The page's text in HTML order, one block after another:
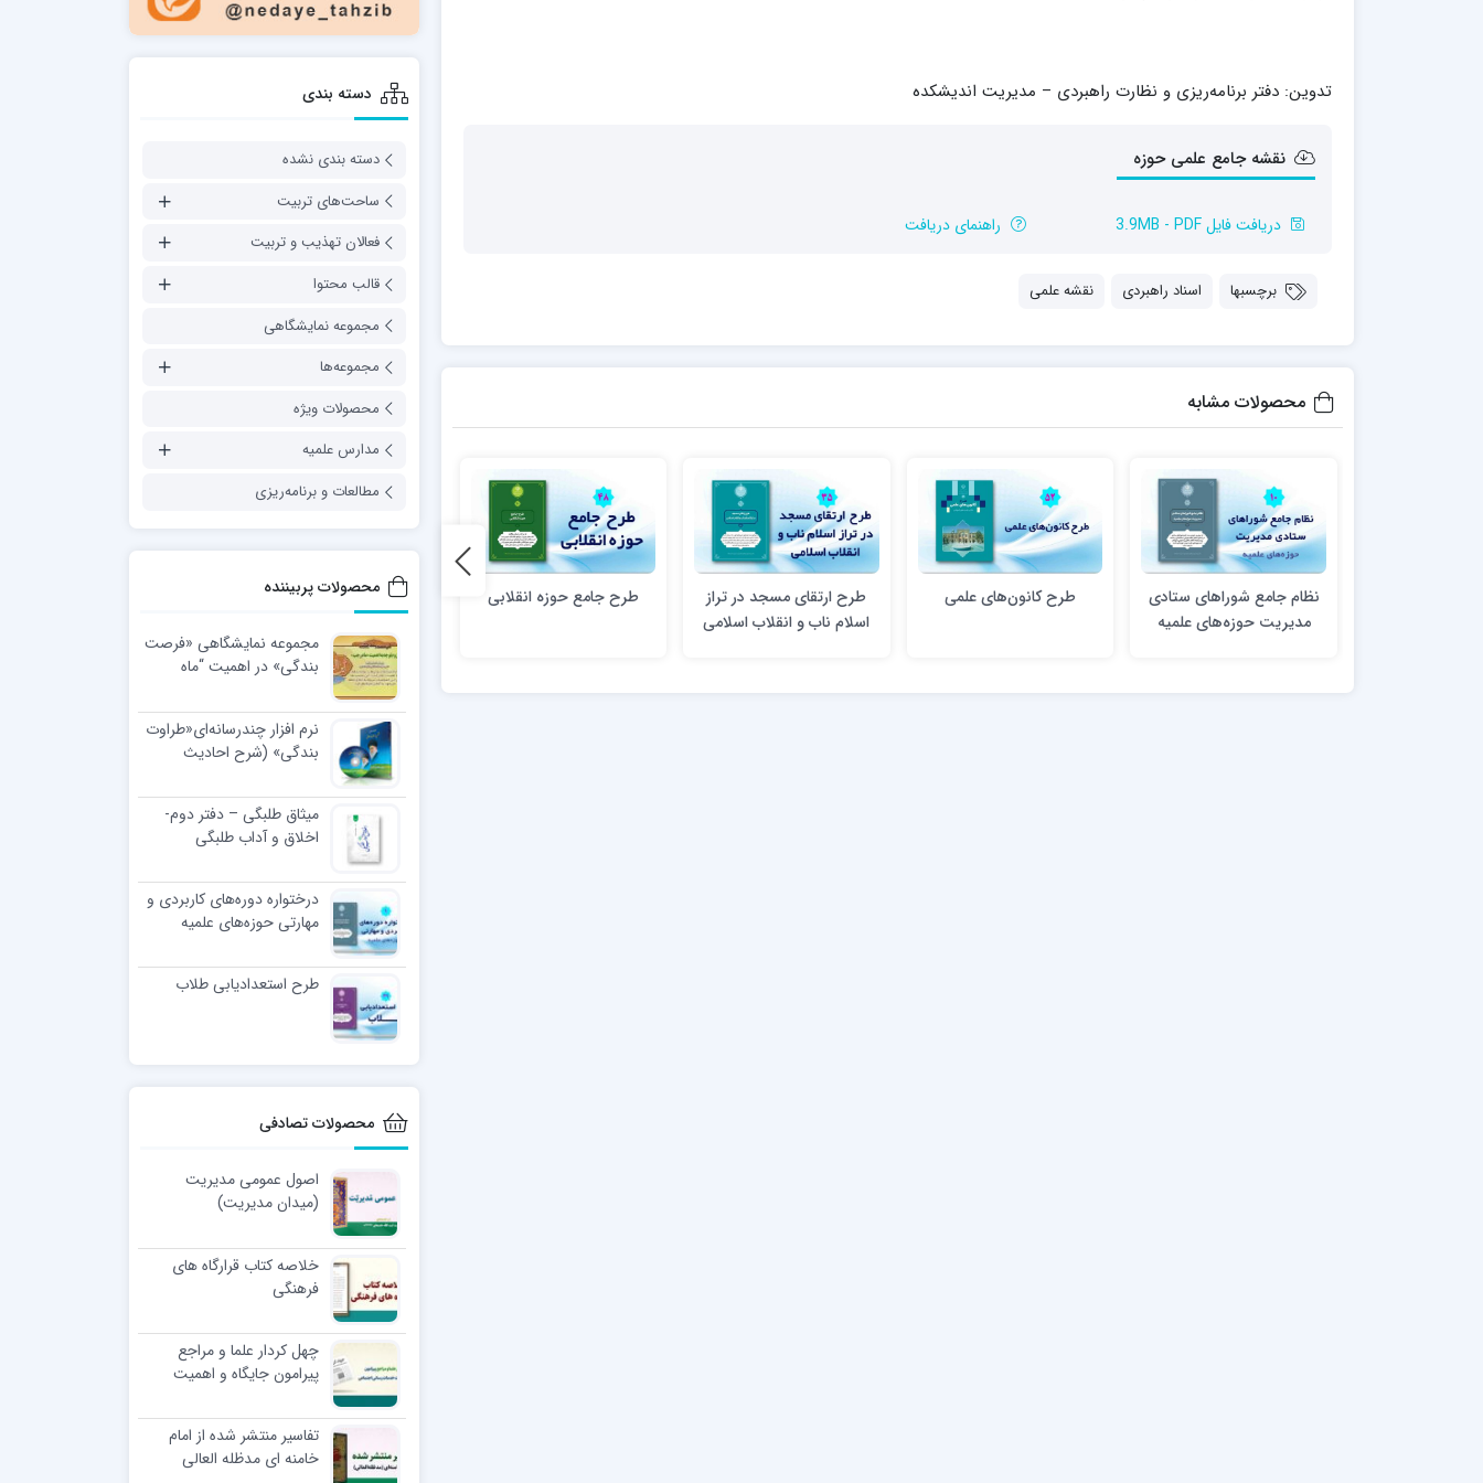
مدرسه علمیه معصومیه
مرکز هدایت علمی و تربیتی دارالعلم امام
حسن علیه السلام
تدوین: دفتر برنامه‌ریزی و نظارت راهبردی – مدیریت اندیشکده
نقشه جامع علمی حوزه
دریافت فایل 3.9MB - PDF راهنمای دریافت
برچسبها اسناد راهبردی نقشه علمی
محصولات مشابه
نظام جامع شوراهای ستادی
مدیریت حوزه‌های علمیه
طرح کانون‌های علمی
طرح ارتقای مسجد در تراز
اسلام ناب و انقلاب اسلامی
طرح جامع حوزه انقلابی
ساماندهی پژوهشگران
دسته بندی
دسته بندی نشده
ساحت‌های تربیت
فعالان تهذیب و تربیت
قالب محتوا
مجموعه نمایشگاهی
مجموعه‌ها
محصولات ویژه
مدارس علمیه
مطالعات و برنامه‌ریزی
محصولات پربیننده
مجموعه نمایشگاهی «فرصت
بندگی» در اهمیت “ماه
نرم افزار چندرسانه‌ای«طراوت
بندگی» (شرح احادیث
اسلامی)
میثاق طلبگی – دفتر دوم-
اخلاق و آداب طلبگی
درختواره دوره‌های کاربردی و
مهارتی حوزه‌های علمیه
طرح استعدادیابی طلاب
محصولات تصادفی
اصول عمومی مدیریت
(میدان مدیریت)
خلاصه کتاب قرارگاه های
فرهنگی
چهل کردار علما و مراجع
پیرامون جایگاه و اهمیت
تفاسیر منتشر شده از امام
خامنه ای مدظله العالی